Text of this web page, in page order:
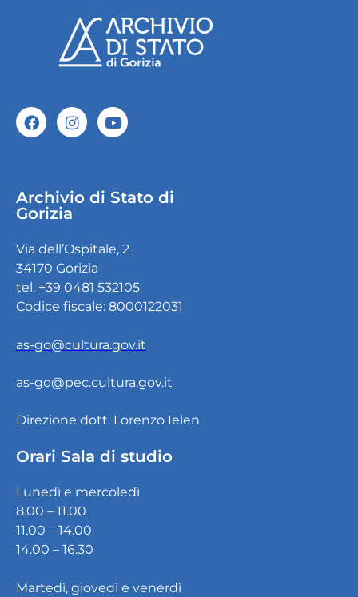
Archivio di Stato di
Gorizia
Via dell’Ospitale, 2
34170 Gorizia
tel. +39 0481 532105
Codice fiscale: 8000122031
as-go@cultura.gov.it
as-go@pec.cultura.gov.it
Direzione dott. Lorenzo Ielen
Orari Sala di studio
Lunedì e mercoledì
8.00 – 11.00
11.00 – 14.00
14.00 – 16.30
Martedì, giovedì e venerdì